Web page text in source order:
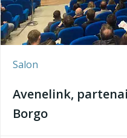
Salon
Avenelink,
Borgo